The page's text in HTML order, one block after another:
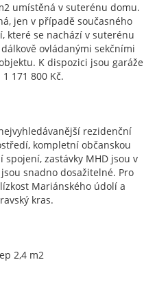
umístěná v suterénu domu.
jen v případě současného
které se nachází v suterénu
ovládanými sekčními
K dispozici jsou garáže
171 800 Kč.
rezidenční
kompletní občanskou
zastávky MHD jsou v
snadno dosažitelné. Pro
Mariánského údolí a
kras.
2,4 m2